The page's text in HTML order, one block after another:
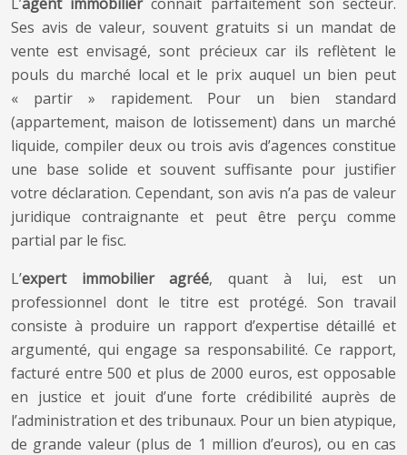
Ses avis de valeur, souvent gratuits si un mandat de
vente est envisagé, sont précieux car ils reflètent le
pouls du marché local et le prix auquel un bien peut
« partir » rapidement. Pour un bien standard
(appartement, maison de lotissement) dans un marché
liquide, compiler deux ou trois avis d’agences constitue
une base solide et souvent suffisante pour justifier
votre déclaration. Cependant, son avis n’a pas de valeur
juridique contraignante et peut être perçu comme
partial par le fisc.
L’expert immobilier agréé, quant à lui, est un
professionnel dont le titre est protégé. Son travail
consiste à produire un rapport d’expertise détaillé et
argumenté, qui engage sa responsabilité. Ce rapport,
facturé entre 500 et plus de 2000 euros, est opposable
en justice et jouit d’une forte crédibilité auprès de
l’administration et des tribunaux. Pour un bien atypique,
de grande valeur (plus de 1 million d’euros), ou en cas